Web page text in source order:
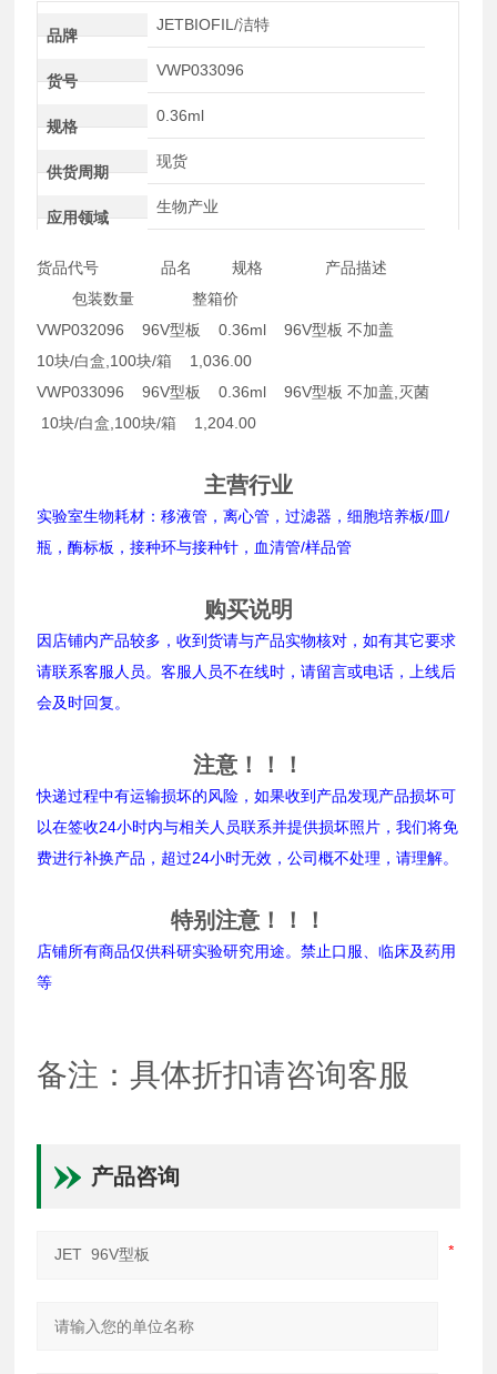
品牌
JETBIOFIL/洁特
货号
VWP033096
规格
0.36ml
供货周期
现货
应用领域
生物产业
货品代号 品名 规格 产品描述
包装数量 整箱价
VWP032096 96V型板 0.36ml 96V型板 不加盖
10块/白盒,100块/箱 1,036.00
VWP033096 96V型板 0.36ml 96V型板 不加盖,灭菌
10块/白盒,100块/箱 1,204.00
主营行业
实验室生物耗材：移液管，离心管，过滤器，细胞培养板/皿/
瓶，酶标板，接种环与接种针，血清管/样品管
购买说明
因店铺内产品较多，收到货请与产品实物核对，如有其它要求
请联系客服人员。客服人员不在线时，请留言或电话，上线后
会及时回复。
注意！！！
快递过程中有运输损坏的风险，如果收到产品发现产品损坏可
以在签收24小时内与相关人员联系并提供损坏照片，我们将免
费进行补换产品，超过24小时无效，公司概不处理，请理解。
特别注意！！！
店铺所有商品仅供科研实验研究用途。禁止口服、临床及药用
等
备注：具体折扣请咨询客服
产品咨询